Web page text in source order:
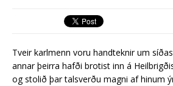
Tveir karlmenn voru handteknir um
annar þeirra hafði brotist inn á
og stolið þar talsverðu magni af hinum